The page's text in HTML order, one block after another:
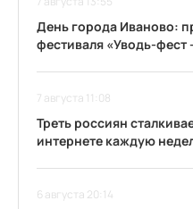
День города Иваново:
фестиваля «Уводь-фест
7 августа 11:08
Треть россиян
интернете каждую
6 августа 20:14